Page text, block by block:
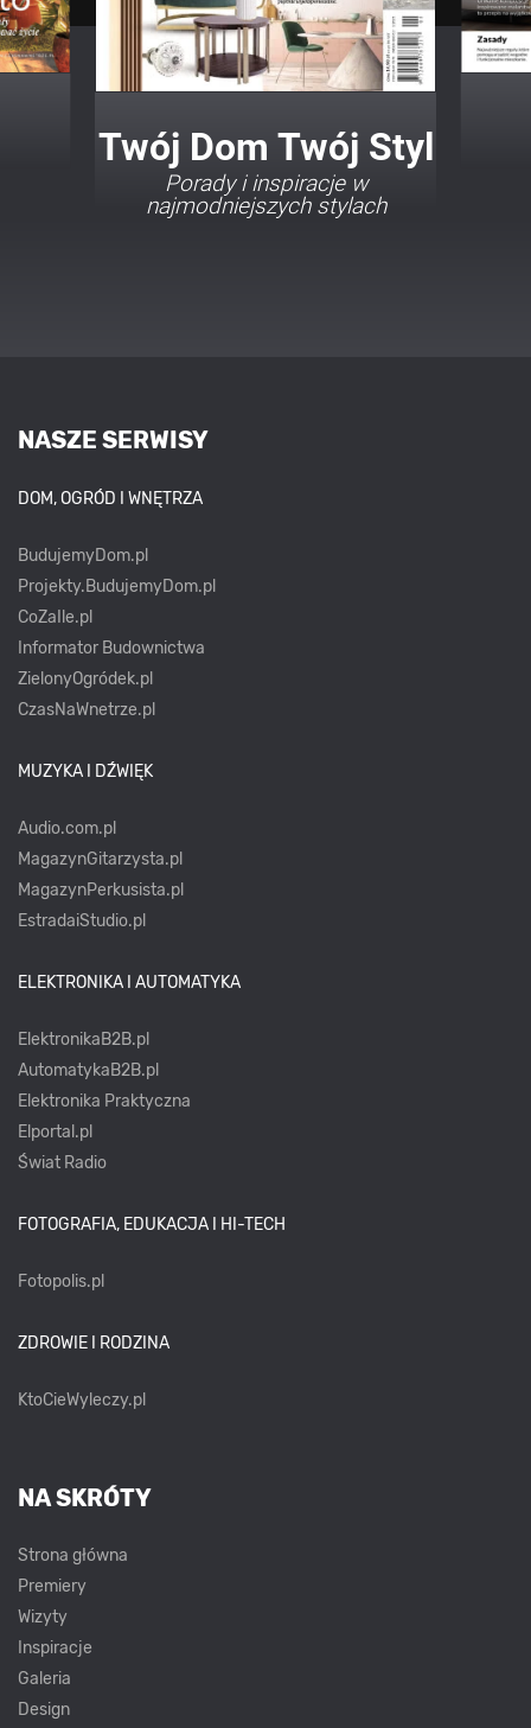
Twój Dom Twój Styl
Porady i inspiracje w
najmodniejszych stylach
NASZE SERWISY
DOM, OGRÓD I WNĘTRZA
BudujemyDom.pl
Projekty.BudujemyDom.pl
CoZaIle.pl
Informator Budownictwa
ZielonyOgródek.pl
CzasNaWnetrze.pl
MUZYKA I DŹWIĘK
Audio.com.pl
MagazynGitarzysta.pl
MagazynPerkusista.pl
EstradaiStudio.pl
ELEKTRONIKA I AUTOMATYKA
ElektronikaB2B.pl
AutomatykaB2B.pl
Elektronika Praktyczna
Elportal.pl
Świat Radio
FOTOGRAFIA, EDUKACJA I HI-TECH
Fotopolis.pl
ZDROWIE I RODZINA
KtoCieWyleczy.pl
NA SKRÓTY
Strona główna
Premiery
Wizyty
Inspiracje
Galeria
Design